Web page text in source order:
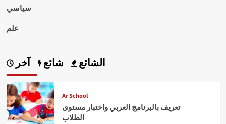
سياسي
علم
آخر شائع الشائع
Ar School
تعريف بالبرنامج العربي واختبار مستوى
الطلاب